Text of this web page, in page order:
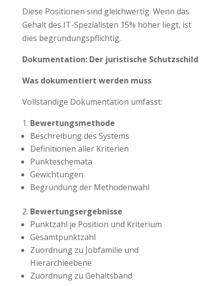
Diese Positionen sind gleichwertig. Wenn das
Gehalt des IT-Spezialisten 15% höher liegt, ist
dies begründungspflichtig.
Dokumentation: Der juristische Schutzschild
Was dokumentiert werden muss
Vollständige Dokumentation umfasst:
Bewertungsmethode
Beschreibung des Systems
Definitionen aller Kriterien
Punkteschemata
Gewichtungen
Begründung der Methodenwahl
Bewertungsergebnisse
Punktzahl je Position und Kriterium
Gesamtpunktzahl
Zuordnung zu Jobfamilie und
Hierarchieebene
Zuordnung zu Gehaltsband